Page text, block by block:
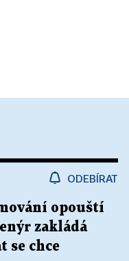
ODEBÍRAT
opouští
zakládá
se chce